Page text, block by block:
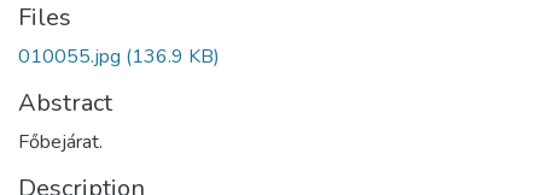
Files
010055.jpg (136.9 KB)
Abstract
Főbejárat.
Description